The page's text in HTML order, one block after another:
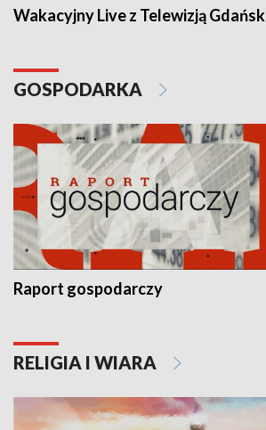
Wakacyjny Live z Telewizją Gdańsk
GOSPODARKA
Raport gospodarczy
RELIGIA I WIARA